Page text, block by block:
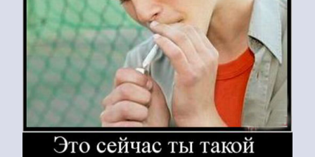
Почему подростки из Тулы
начинают курить?
02
Отмени свое решение 1993г.!
Измени Колониальную Конституцию РФ